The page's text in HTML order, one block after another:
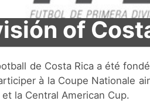
of
à la Coupe Nationale
la Central American Cup.